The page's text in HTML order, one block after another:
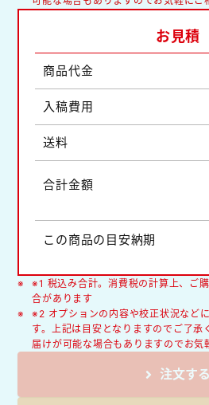
お見積
商品代金
入稿費用
送料
合計金額
この商品の目安納期
※1 税込み合計。消費税の計算上、ご
合があります
※2 オプションの内容や校正状況など
す。上記は目安となりますのでご了承
届けが可能な場合もありますのでお気
注文する